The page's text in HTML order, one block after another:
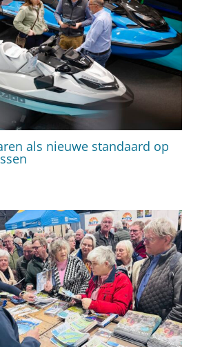
als nieuwe standaard op